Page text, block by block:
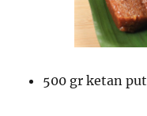
500 gr ketan